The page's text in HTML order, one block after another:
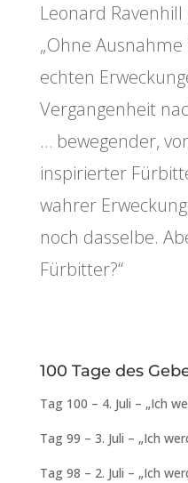
Leonard
„Ohne
echten
Vergangenheit
… bewegender,
inspirierter
wahrer
noch dasselbe.
Fürbitter?“
100 Tage des
Tag 100 – 4. Juli – „Ich
Tag 99 – 3. Juli – „Ich
Tag 98 – 2. Juli – „Ich